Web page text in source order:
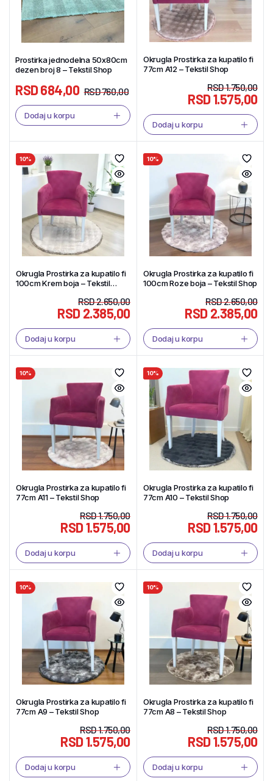
Prostirka jednodelna 50x80cm
dezen broj 8 – Tekstil Shop
RSD760,00
RSD684,00
Dodaj u korpu
Okrugla Prostirka za kupatilo fi
77cm A12 – Tekstil Shop
RSD1.750,00
RSD1.575,00
Dodaj u korpu
10%
Okrugla Prostirka za kupatilo fi
100cm Krem boja – Tekstil
RSD2.650,00
RSD2.385,00
Dodaj u korpu
10%
Okrugla Prostirka za kupatilo fi
100cm Roze boja – Tekstil Shop
RSD2.650,00
RSD2.385,00
Dodaj u korpu
10%
Okrugla Prostirka za kupatilo fi
77cm A11 – Tekstil Shop
RSD1.750,00
RSD1.575,00
Dodaj u korpu
10%
Okrugla Prostirka za kupatilo fi
77cm A10 – Tekstil Shop
RSD1.750,00
RSD1.575,00
Dodaj u korpu
10%
Okrugla Prostirka za kupatilo fi
77cm A9 – Tekstil Shop
RSD1.750,00
RSD1.575,00
Dodaj u korpu
10%
Okrugla Prostirka za kupatilo fi
77cm A8 – Tekstil Shop
RSD1.750,00
RSD1.575,00
Dodaj u korpu